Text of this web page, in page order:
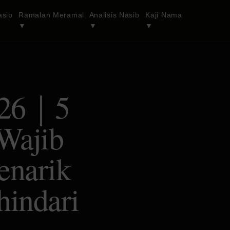
Ramalan Meramal
▼
Analisis Nasib
▼
Kaji Nama
▼
｜5